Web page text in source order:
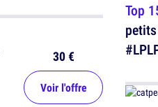
30 €
Voir l'offre
Top